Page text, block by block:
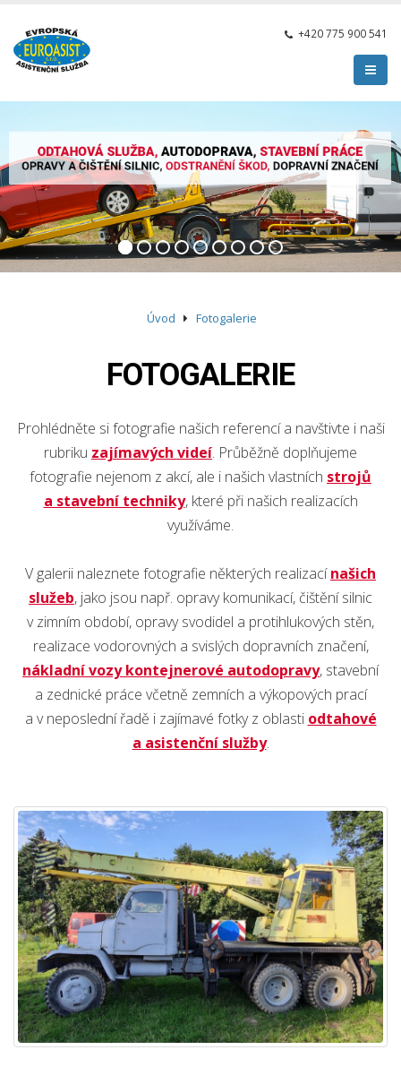
+420 775 900 541
Úvod Fotogalerie
FOTOGALERIE
Prohlédněte si fotografie našich referencí a navštivte i naši
rubriku zajímavých videí. Průběžně doplňujeme
fotografie nejenom z akcí, ale i našich vlastních strojů
a stavební techniky, které při našich realizacích
využíváme.
V galerii naleznete fotografie některých realizacínašich
služeb, jako jsou např. opravy komunikací, čištění silnic
v zimním období, opravy svodidel a protihlukových stěn,
realizace vodorovných a svislých dopravních značení,
nákladní vozy kontejnerové autodopravy, stavební
a zednické práce včetně zemních a výkopových prací
a v neposlední řadě i zajímavé fotky z oblasti odtahové
a asistenční služby.